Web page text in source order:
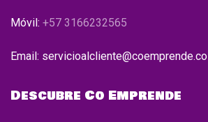
Móvil: +57 3166232565
Email: servicioalcliente@coemprende.co
Descubre Co Emprende